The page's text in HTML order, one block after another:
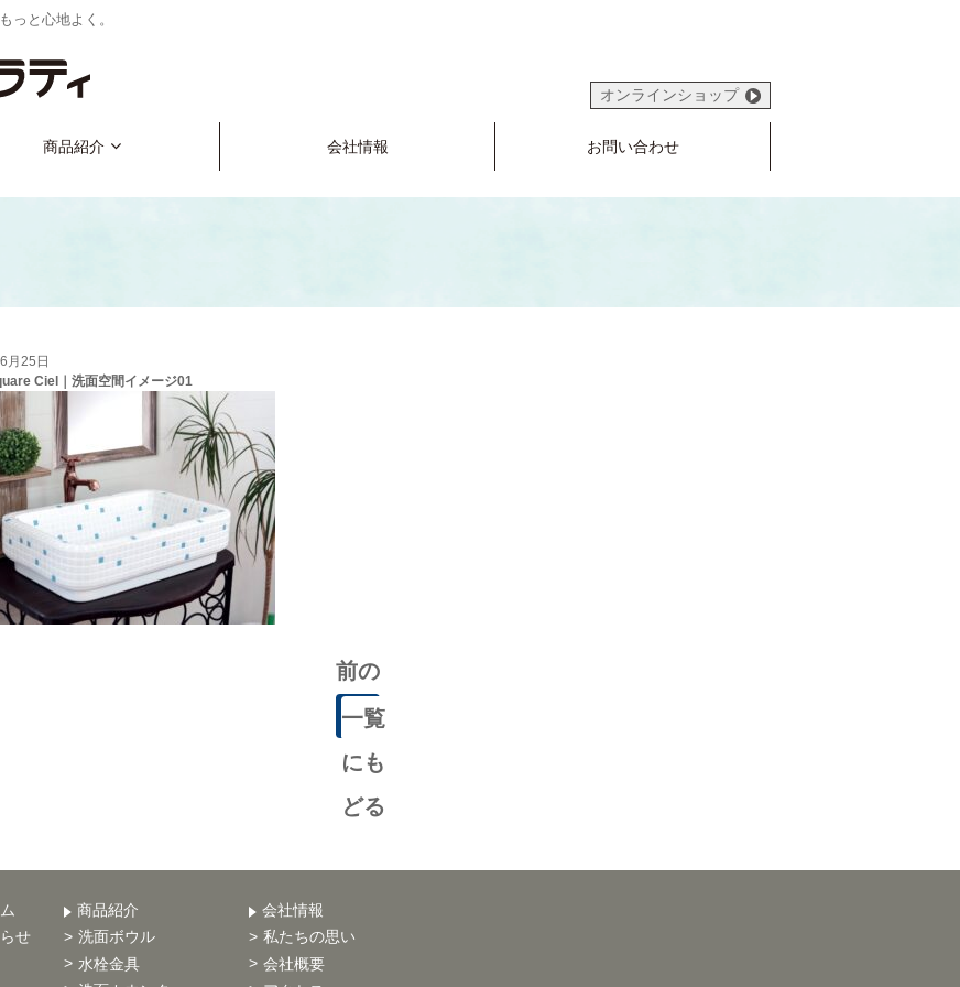
っと心地よく。
オンラインショップ
商品紹介 会社情報 お問い合わせ
月25日
Ciel｜洗面空間イメージ01
前の
記事
一覧
にも
どる
せ
商品紹介
洗面ボウル
水栓金具
会社情報
私たちの思い
会社概要